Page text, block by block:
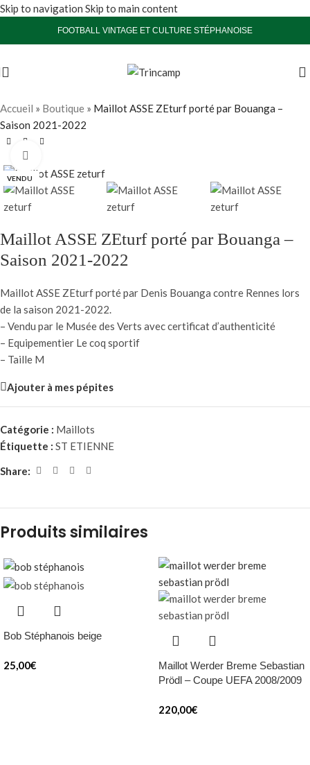
Skip to navigation Skip to main content
FOOTBALL VINTAGE ET CULTURE STÉPHANOISE
Accueil » Boutique » Maillot ASSE ZEturf porté par Bouanga –
Saison 2021-2022
VENDU
Maillot ASSE ZEturf porté par Bouanga –
Saison 2021-2022
Maillot ASSE ZEturf porté par Denis Bouanga contre Rennes lors
de la saison 2021-2022.
– Vendu par le Musée des Verts avec certificat d’authenticité
– Equipementier Le coq sportif
– Taille M
Ajouter à mes pépites
Catégorie : Maillots
Étiquette : ST ETIENNE
Share:
Produits similaires
Bob Stéphanois beige
25,00€
Maillot Werder Breme Sebastian
Prödl – Coupe UEFA 2008/2009
220,00€